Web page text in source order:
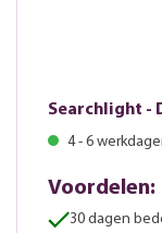
Searchlight -
4 - 6
Voordelen:
30 dagen